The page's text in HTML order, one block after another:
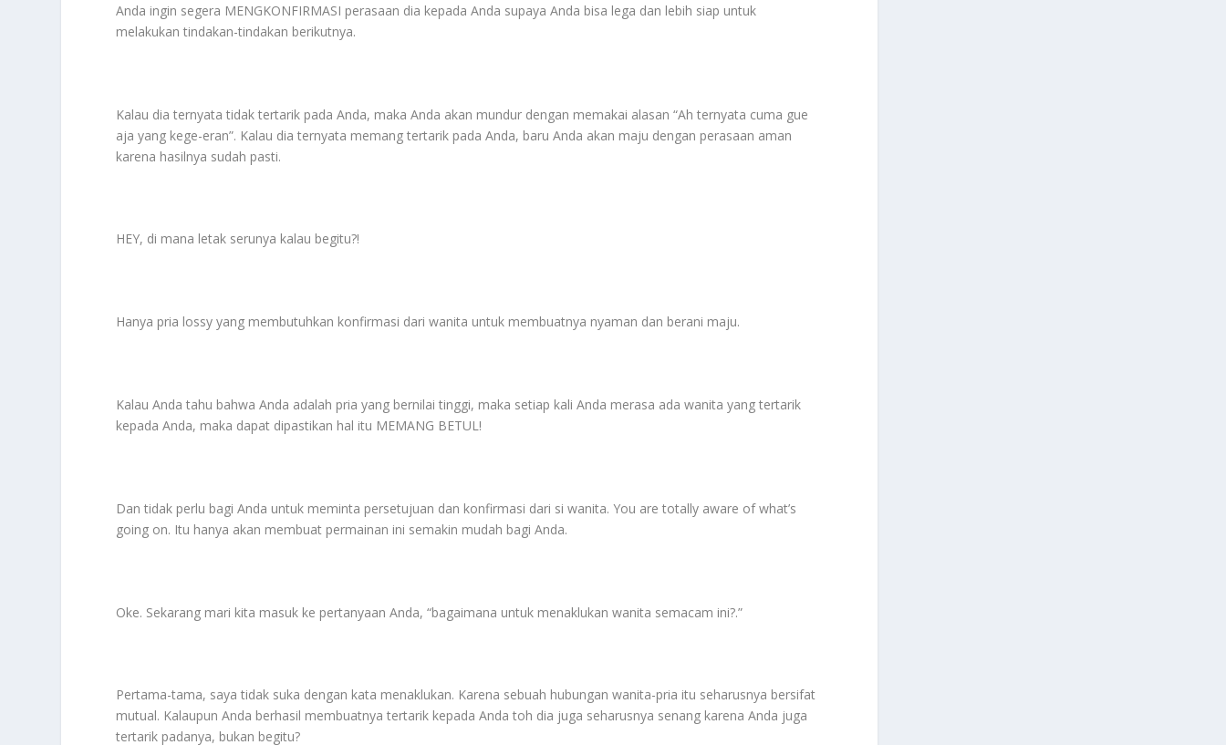
Anda ingin segera MENGKONFIRMASI perasaan dia kepada Anda supaya Anda bisa lega dan lebih siap untuk
melakukan tindakan-tindakan berikutnya.
Kalau dia ternyata tidak tertarik pada Anda, maka Anda akan mundur dengan memakai alasan “Ah ternyata cuma gue
aja yang kege-eran”. Kalau dia ternyata memang tertarik pada Anda, baru Anda akan maju dengan perasaan aman
karena hasilnya sudah pasti.
HEY, di mana letak serunya kalau begitu?!
Hanya pria lossy yang membutuhkan konfirmasi dari wanita untuk membuatnya nyaman dan berani maju.
Kalau Anda tahu bahwa Anda adalah pria yang bernilai tinggi, maka setiap kali Anda merasa ada wanita yang tertarik
kepada Anda, maka dapat dipastikan hal itu MEMANG BETUL!
Dan tidak perlu bagi Anda untuk meminta persetujuan dan konfirmasi dari si wanita. You are totally aware of what’s
going on. Itu hanya akan membuat permainan ini semakin mudah bagi Anda.
Oke. Sekarang mari kita masuk ke pertanyaan Anda, “bagaimana untuk menaklukan wanita semacam ini?.”
Pertama-tama, saya tidak suka dengan kata menaklukan. Karena sebuah hubungan wanita-pria itu seharusnya bersifat
mutual. Kalaupun Anda berhasil membuatnya tertarik kepada Anda toh dia juga seharusnya senang karena Anda juga
tertarik padanya, bukan begitu?